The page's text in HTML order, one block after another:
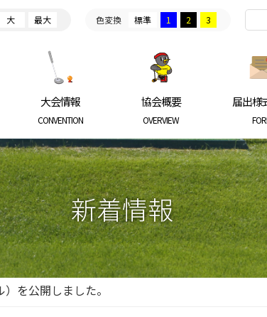
大 最大 色変換 標準 1 2 3
ASSOCIATION
大会情報
CONVENTION
協会概要
OVERVIEW
届出様
新着情報
を公開しました。